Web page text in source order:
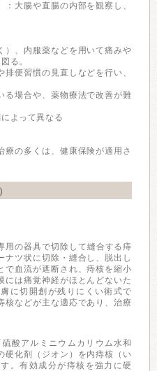
：大腸や直腸の内部を観察し、
）、内服薬などを用いて痛みや
る。
排便習慣の見直しなどを行い、
る場合や、薬物療法で改善が難
よって異なる
療の多くは、健康保険が適用さ
用の器具で切除して縫合する痔
ツ状に切除・縫合し、脱出し
で血流が遮断され、痔核を縮小
には痛覚神経がほとんどないた
に切開創が残りにくい術式で
核などが主な適応であり、治療
酸アルミニウムカリウム水和
硬化剤（ジオン）を内痔核（い
。有効成分が痔核を強力に硬